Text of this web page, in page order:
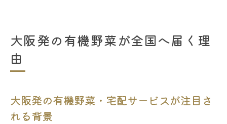
大阪発の有機野菜が全国へ届く理
由
大阪発の有機野菜・宅配サービスが注目さ
れる背景